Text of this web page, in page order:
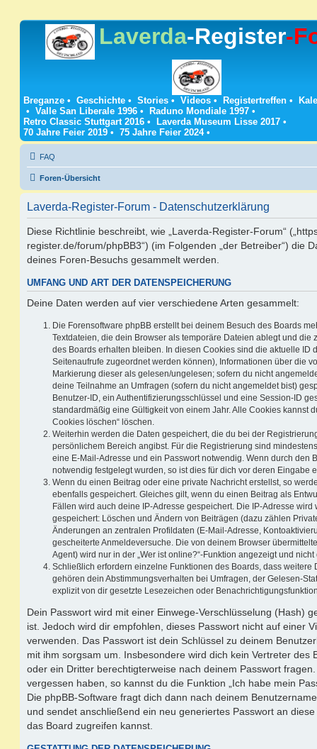
Laverda-Register-
Breganze • Geschichte • Stories • Videos • Registertreffen •
• Valle San Liberale 1996 • Raduno Mondiale 1997 •
Retro Classic Stuttgart 2016 • Laverda Museum Lisse 2017 •
70 Jahre Feier 2019 • 75 Jahre Feier 2024•
FAQ
Foren-Übersicht
Laverda-Register-Forum - Datenschutzerklärung
Diese Richtlinie beschreibt, wie „Laverda-Register-Forum“
register.de/forum/phpBB3“) (im Folgenden „der Betreiber“) die
deines Foren-Besuchs gesammelt werden.
UMFANG UND ART DER DATENSPEICHERUNG
Deine Daten werden auf vier verschiedene Arten gesammelt:
Die Forensoftware phpBB erstellt bei deinem Besuch des Boards
Textdateien, die dein Browser als temporäre Dateien ablegt und die
des Boards erhalten bleiben. In diesen Cookies sind die aktuelle ID
Seitenaufrufe zugeordnet werden können), Informationen über die
Markierung dieser als gelesen/ungelesen; sofern du nicht
deine Teilnahme an Umfragen (sofern du nicht angemeldet bist)
Benutzer-ID, ein Authentifizierungsschlüssel und eine Session-ID
standardmäßig eine Gültigkeit von einem Jahr. Alle Cookies kannst
Cookies löschen“ löschen.
Weiterhin werden die Daten gespeichert, die du bei der
persönlichem Bereich angibst. Für die Registrierung sind
eine E-Mail-Adresse und ein Passwort notwendig. Wenn durch den
notwendig festgelegt wurden, so ist dies für dich vor deren Eingabe
Wenn du einen Beitrag oder eine private Nachricht erstellst, so
ebenfalls gespeichert. Gleiches gilt, wenn du einen Beitrag als
Fällen wird auch deine IP-Adresse gespeichert. Die IP-Adresse
gespeichert: Löschen und Ändern von Beiträgen (dazu zählen
Änderungen an zentralen Profildaten (E-Mail-Adresse,
gescheiterte Anmeldeversuche. Die von deinem Browser
Agent) wird nur in der „Wer ist online?“-Funktion angezeigt und
Schließlich erfordern einzelne Funktionen des Boards, dass weitere
gehören dein Abstimmungsverhalten bei Umfragen, der Gelesen-
explizit von dir gesetzte Lesezeichen oder
Dein Passwort wird mit einer Einwege-Verschlüsselung (Hash)
ist. Jedoch wird dir empfohlen, dieses Passwort nicht auf einer
verwenden. Das Passwort ist dein Schlüssel zu deinem
mit ihm sorgsam um. Insbesondere wird dich kein Vertreter des
oder ein Dritter berechtigterweise nach deinem Passwort
vergessen haben, so kannst du die Funktion „Ich habe mein
Die phpBB-Software fragt dich dann nach deinem
und sendet anschließend ein neu generiertes Passwort an
das Board zugreifen kannst.